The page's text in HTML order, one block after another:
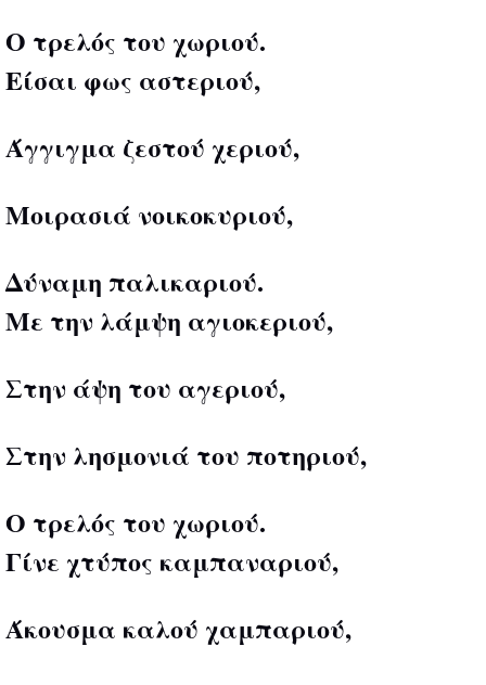
Ο τρελός του χωριού.
Είσαι φως αστεριού,
Άγγιγμα ζεστού χεριού,
Μοιρασιά νοικοκυριού,
Δύναμη παλικαριού.
Με την λάμψη αγιοκεριού,
Στην άψη του αγεριού,
Στην λησμονιά του ποτηριού,
Ο τρελός του χωριού.
Γίνε χτύπος καμπαναριού,
Άκουσμα καλού χαμπαριού,